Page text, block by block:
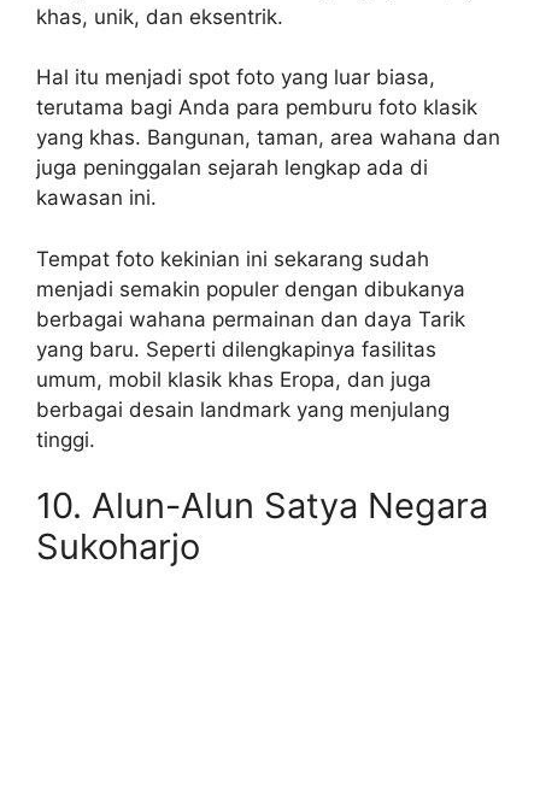
khas, unik, dan eksentrik.
Hal itu menjadi spot foto yang luar biasa,
terutama bagi Anda para pemburu foto klasik
yang khas. Bangunan, taman, area wahana dan
juga peninggalan sejarah lengkap ada di
kawasan ini.
Tempat foto kekinian ini sekarang sudah
menjadi semakin populer dengan dibukanya
berbagai wahana permainan dan daya Tarik
yang baru. Seperti dilengkapinya fasilitas
umum, mobil klasik khas Eropa, dan juga
berbagai desain landmark yang menjulang
tinggi.
10. Alun-Alun Satya Negara
Sukoharjo